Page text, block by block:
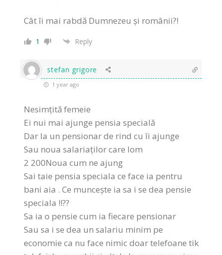
Cât îi mai rabdă Dumnezeu și românii?!
1 Reply
stefan grigore
1 year ago
Nesimțită femeie
Ei nui mai ajunge pensia specială
Dar la un pensionar de rind cu îi ajunge
Sau noua salariaților care lom
2 200Noua cum ne ajung
Sai taie pensia speciala ce face ia pentru
bani aia . Ce muncește ia sa i se dea pensie
speciala !!??
Sa ia o pensie cum ia fiecare pensionar
Sau sa i se dea un salariu minim pe
economie ca nu face nimic doar telefoane tik